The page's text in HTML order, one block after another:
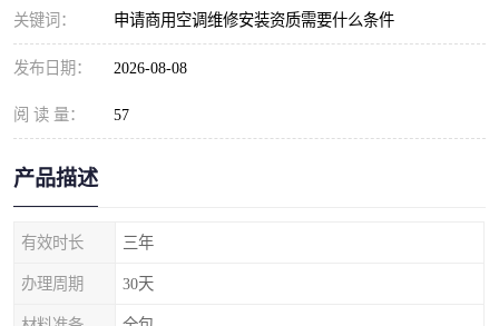
关键词： 申请商用空调维修安装资质需要什么条件
发布日期： 2026-08-08
阅 读 量： 57
产品描述
有效时长 三年
办理周期 30天